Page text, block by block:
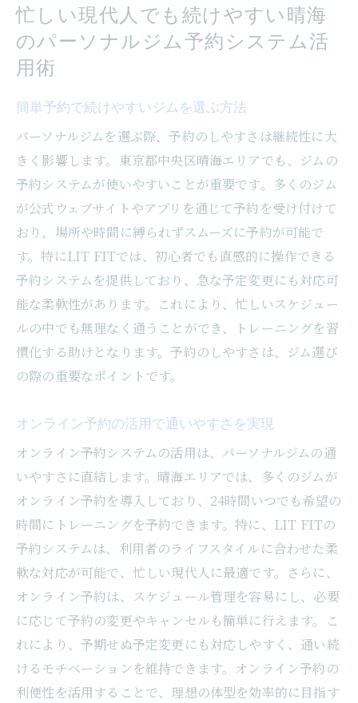
忙しい現代人でも続けやすい晴海
のパーソナルジム予約システム活
用術
簡単予約で続けやすいジムを選ぶ方法
パーソナルジムを選ぶ際、予約のしやすさは継続性に大
きく影響します。東京都中央区晴海エリアでも、ジムの
予約システムが使いやすいことが重要です。多くのジム
が公式ウェブサイトやアプリを通じて予約を受け付けて
おり、場所や時間に縛られずスムーズに予約が可能で
す。特にLIT FITでは、初心者でも直感的に操作できる
予約システムを提供しており、急な予定変更にも対応可
能な柔軟性があります。これにより、忙しいスケジュー
ルの中でも無理なく通うことができ、トレーニングを習
慣化する助けとなります。予約のしやすさは、ジム選び
の際の重要なポイントです。
オンライン予約の活用で通いやすさを実現
オンライン予約システムの活用は、パーソナルジムの通
いやすさに直結します。晴海エリアでは、多くのジムが
オンライン予約を導入しており、24時間いつでも希望の
時間にトレーニングを予約できます。特に、LIT FITの
予約システムは、利用者のライフスタイルに合わせた柔
軟な対応が可能で、忙しい現代人に最適です。さらに、
オンライン予約は、スケジュール管理を容易にし、必要
に応じて予約の変更やキャンセルも簡単に行えます。こ
れにより、予期せぬ予定変更にも対応しやすく、通い続
けるモチベーションを維持できます。オンライン予約の
利便性を活用することで、理想の体型を効率的に目指す